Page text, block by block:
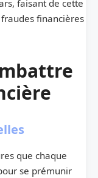
faisant de cette
financières
que chaque
se prémunir